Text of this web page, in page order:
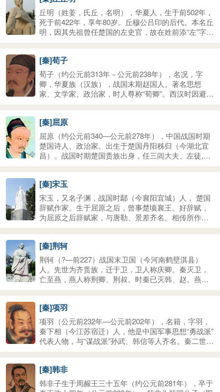
门，声称能改动一字者赏千金。此为“一字千金”。后因
嫪毐集团叛乱事受牵连，被免除相邦职务，出居河南
封地。不久，秦王政复命让其举家迁蜀，吕不韦担心
被诛杀，于是饮鸩自尽。
丘明（姓姜，氏丘，名明），华夏人，生于前502年，
死于前422年，享年80岁。丘穆公吕印的后代。本名丘
明，因其先祖曾任楚国的左史官，故在姓前添“左”字，
479）同时，而年辈稍晚。他是当时著名史家、学者与
思想家，著有《春秋左氏传》、《国语》等。左丘明
的最重要贡献在于其所著《春秋左氏传》与《国语》
二书。左氏家族世为太史，左丘明又与孔子一起“如
周，观书于周史”，故熟悉诸国史事，并深刻理解孔子
[秦]荀子
荀子（约公元前313年－公元前238年），名况，字
卿，华夏族（汉族），战国末期赵国人。著名思想
家、文学家、政治家，时人尊称“荀卿”。西汉时因避汉
（位于今山东兰陵县）令。荀子对儒家思想有所发
展，提倡性恶论，其学说常被后人拿来跟孟子的‘性善
说’比较，荀子对重新整理儒家典籍也有相当显著的贡
献。
[秦]屈原
屈原（约公元前340—公元前278年），中国战国时期
楚国诗人、政治家。出生于楚国丹阳秭归（今湖北宜
昌）。战国时期楚国贵族出身，任三闾大夫、左徒,兼
杀，端午节据说就是他的忌日。他写下许多不朽诗
篇，成为中国古代浪漫主义诗歌的奠基者，在楚国民
歌的基础上创造了新的诗歌体裁楚辞。他创造的“楚辞”
文体在中国文学史上独树一帜，与《诗经》并称“风骚”
二体，对后世诗歌创作产生积极影响。
[秦]宋玉
宋玉，又名子渊，战国时鄢（今襄阳宜城）人， 楚国
辞赋作家。生于屈原之后，曾事楚顷襄王。好辞赋，
为屈原之后辞赋家，与唐勒、景差齐名。相传所作辞
赋》、《登徒子好色赋》等，但后3篇有人怀疑不是他
所作。所谓“下里巴人”、“阳春白雪”、“曲高和寡”的典
故皆他而来。
[秦]荆轲
荆轲（?—前227）战国末卫国（今河南鹤壁淇县）
人。先世为齐贵族，迁于卫，卫人称庆卿。秦灭卫，
亡至燕，燕人称荆卿、荆叔。时秦已灭韩、赵。燕太
首级和内夹匕首之督亢地图出使秦国，欲乘机行刺。
向秦王政献图时，秦王政展图，图穷而匕首见。行刺
未成，被杀。
[秦]项羽
项羽（公元前232年—公元前202年），名籍，字羽，
秦下相（今江苏宿迁）人，他是中国军事思想“勇战派”
代表人物，与“谋战派”孙武、韩信等人齐名。秦二世元
章邯的秦军主力。秦亡后称西楚霸王。后与刘邦争夺
天下，进行了四年的楚汉战争，公元前202年兵败垓下
（今安徽灵壁南），突围至乌江（今安徽和县长江段
[秦]韩非
韩非子生于周赧王三十五年（约公元前281年），卒于